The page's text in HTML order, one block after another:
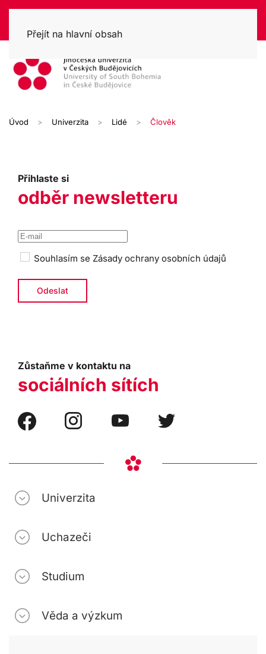
Přejít na hlavní obsah
Úvod Univerzita Lidé Člověk
Přihlaste si
odběr newsletteru
Souhlasím se Zásady ochrany osobních údajů
Zůstaňme v kontaktu na
sociálních sítích
Univerzita
Uchazeči
Studium
Věda a výzkum